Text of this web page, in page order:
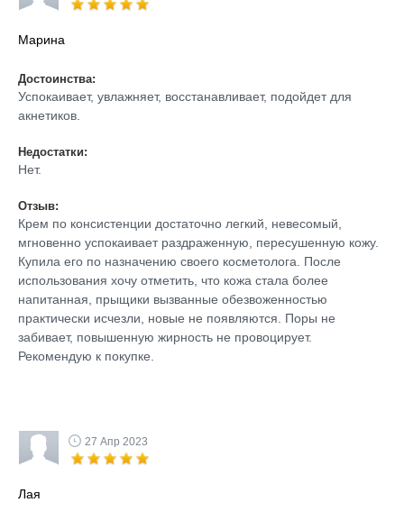
Марина
Достоинства:
Успокаивает, увлажняет, восстанавливает, подойдет для
акнетиков.
Недостатки:
Нет.
Отзыв:
Крем по консистенции достаточно легкий, невесомый,
мгновенно успокаивает раздраженную, пересушенную кожу.
Купила его по назначению своего косметолога. После
использования хочу отметить, что кожа стала более
напитанная, прыщики вызванные обезвоженностью
практически исчезли, новые не появляются. Поры не
забивает, повышенную жирность не провоцирует.
Рекомендую к покупке.
27 Апр 2023
Лая